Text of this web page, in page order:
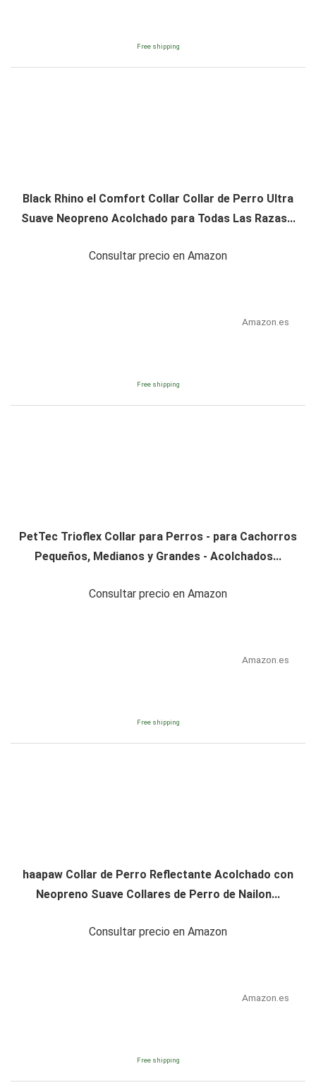
Free shipping
Black Rhino el Comfort Collar Collar de Perro Ultra
Suave Neopreno Acolchado para Todas Las Razas...
Consultar precio en Amazon
Amazon.es
Free shipping
PetTec Trioflex Collar para Perros - para Cachorros
Pequeños, Medianos y Grandes - Acolchados...
Consultar precio en Amazon
Amazon.es
Free shipping
haapaw Collar de Perro Reflectante Acolchado con
Neopreno Suave Collares de Perro de Nailon...
Consultar precio en Amazon
Amazon.es
Free shipping